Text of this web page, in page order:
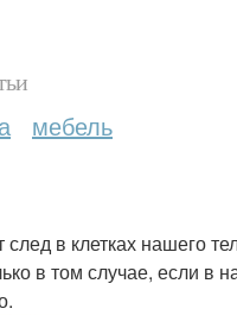
мебель
в клетках нашего
в том случае, если в